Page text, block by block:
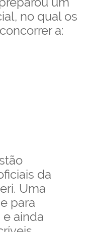
no qual os
a:
da
Uma
para
ainda